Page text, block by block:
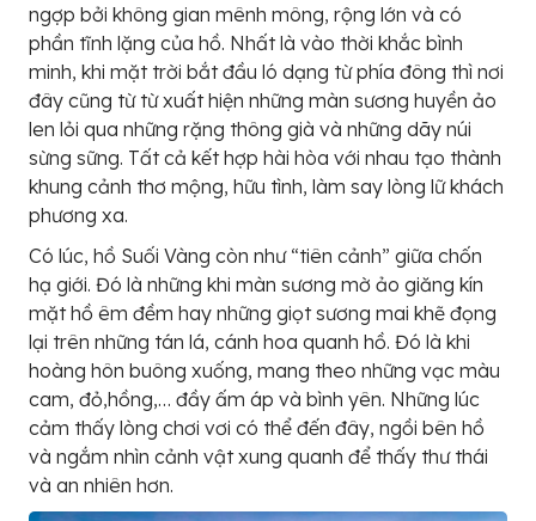
ngợp bởi không gian mênh mông, rộng lớn và có
phần tĩnh lặng của hồ. Nhất là vào thời khắc bình
minh, khi mặt trời bắt đầu ló dạng từ phía đông thì nơi
đây cũng từ từ xuất hiện những màn sương huyền ảo
len lỏi qua những rặng thông già và những dãy núi
sừng sững. Tất cả kết hợp hài hòa với nhau tạo thành
khung cảnh thơ mộng, hữu tình, làm say lòng lữ khách
phương xa.
Có lúc, hồ Suối Vàng còn như “tiên cảnh” giữa chốn
hạ giới. Đó là những khi màn sương mờ ảo giăng kín
mặt hồ êm đềm hay những giọt sương mai khẽ đọng
lại trên những tán lá, cánh hoa quanh hồ. Đó là khi
hoàng hôn buông xuống, mang theo những vạc màu
cam, đỏ,hồng,… đầy ấm áp và bình yên. Những lúc
cảm thấy lòng chơi vơi có thể đến đây, ngồi bên hồ
và ngắm nhìn cảnh vật xung quanh để thấy thư thái
và an nhiên hơn.